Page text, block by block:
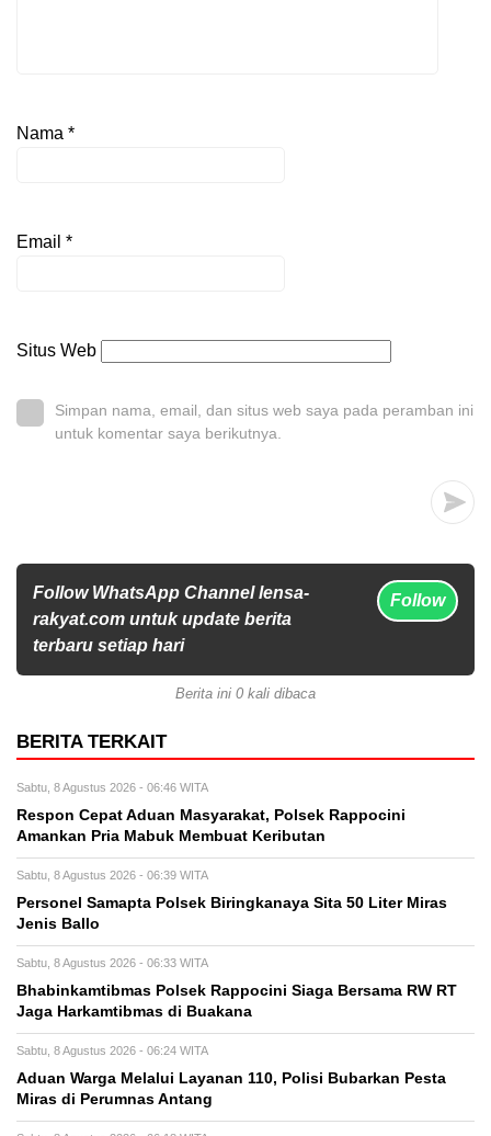
Nama *
Email *
Situs Web
Simpan nama, email, dan situs web saya pada peramban ini
untuk komentar saya berikutnya.
Follow WhatsApp Channel lensa-
rakyat.com untuk update berita
terbaru setiap hari
Follow
Berita ini 0 kali dibaca
BERITA TERKAIT
Sabtu, 8 Agustus 2026 - 06:46 WITA
Respon Cepat Aduan Masyarakat, Polsek Rappocini
Amankan Pria Mabuk Membuat Keributan
Sabtu, 8 Agustus 2026 - 06:39 WITA
Personel Samapta Polsek Biringkanaya Sita 50 Liter Miras
Jenis Ballo
Sabtu, 8 Agustus 2026 - 06:33 WITA
Bhabinkamtibmas Polsek Rappocini Siaga Bersama RW RT
Jaga Harkamtibmas di Buakana
Sabtu, 8 Agustus 2026 - 06:24 WITA
Aduan Warga Melalui Layanan 110, Polisi Bubarkan Pesta
Miras di Perumnas Antang